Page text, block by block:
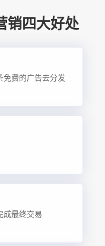
销四大好处
免费的广告去分发
成最终交易